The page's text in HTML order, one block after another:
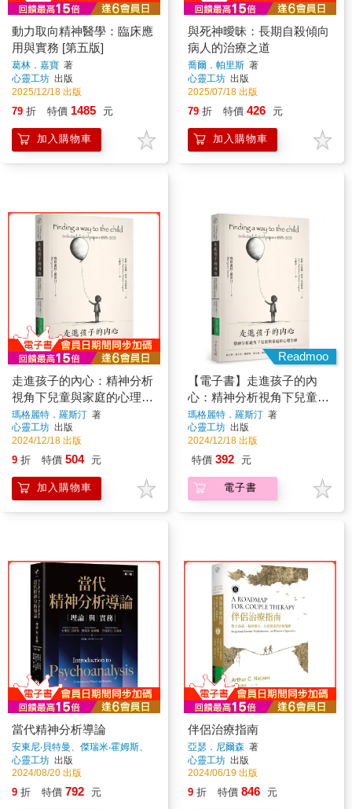
動力取向精神醫學：臨床應
用與實務 [第五版]
葛林．嘉寶 著
心靈工坊 出版
2025/12/18 出版
79 折 特價 1485 元
加入購物車
與死神曖昧：長期自殺傾向
病人的治療之道
喬爾．帕里斯 著
心靈工坊 出版
2025/07/18 出版
79 折 特價 426 元
加入購物車
走進孩子的內心：精神分析
視角下兒童與家庭的心理治
療
瑪格麗特．羅斯汀 著
心靈工坊 出版
2024/12/18 出版
9 折 特價 504 元
加入購物車
Readmoo
【電子書】走進孩子的內
心：精神分析視角下兒童與
家庭的心理治療
瑪格麗特．羅斯汀 著
心靈工坊 出版
2024/12/18 出版
特價 392 元
電子書
當代精神分析導論
安東尼‧貝特曼、傑瑞米‧霍姆斯、
伊莉莎白‧艾利森
心靈工坊 出版
2024/08/20 出版
9 折 特價 792 元
伴侶治療指南
亞瑟．尼爾森 著
心靈工坊 出版
2024/06/19 出版
9 折 特價 846 元